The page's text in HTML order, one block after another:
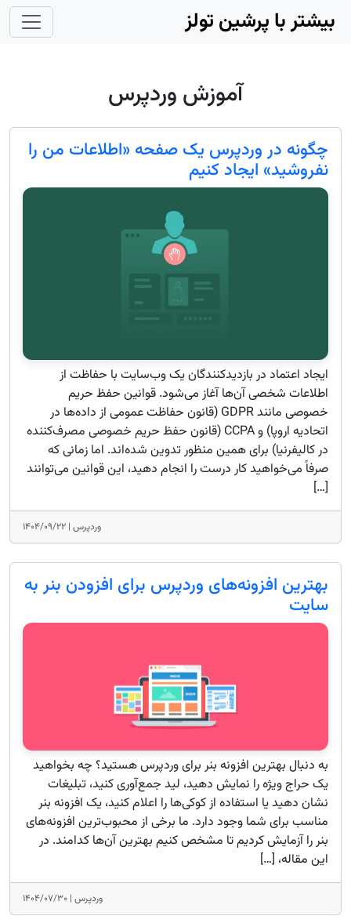
Skip to main content
بیشتر با پرشین تولز
آموزش وردپرس
چگونه در وردپرس یک صفحه «اطلاعات من را
نفروشید» ایجاد کنیم
ایجاد اعتماد در بازدیدکنندگان یک وب‌سایت با حفاظت از
اطلاعات شخصی آن‌ها آغاز می‌شود. قوانین حفظ حریم
خصوصی مانند GDPR (قانون حفاظت عمومی از داده‌ها در
اتحادیه اروپا) و CCPA (قانون حفظ حریم خصوصی مصرف‌کننده
در کالیفرنیا) برای همین منظور تدوین شده‌اند. اما زمانی که
صرفاً می‌خواهید کار درست را انجام دهید، این قوانین می‌توانند
[…]
وردپرس | ۱۴۰۴/۰۹/۲۲
بهترین افزونه‌های وردپرس برای افزودن بنر به
سایت
به دنبال بهترین افزونه بنر برای وردپرس هستید؟ چه بخواهید
یک حراج ویژه را نمایش دهید، لید جمع‌آوری کنید، تبلیغات
نشان دهید یا استفاده از کوکی‌ها را اعلام کنید، یک افزونه بنر
مناسب برای شما وجود دارد. ما برخی از محبوب‌ترین افزونه‌های
بنر را آزمایش کردیم تا مشخص کنیم بهترین آن‌ها کدامند. در
این مقاله، […]
وردپرس | ۱۴۰۴/۰۷/۳۰